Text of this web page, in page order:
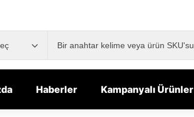
Haberler Kampanyalı Ürünler